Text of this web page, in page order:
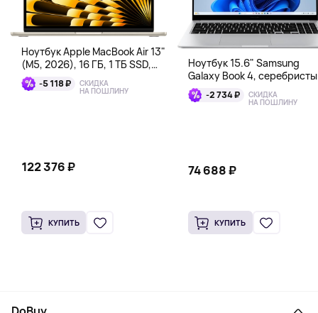
Ноутбук Apple MacBook Air 13"
(M5, 2026), 16 ГБ, 1 ТБ SSD,
сияющая звезда
-5 118 ₽ СКИДКА
НА ПОШЛИНУ
122 376 ₽
КУПИТЬ
Ноутбук 15.6" Samsung
Galaxy Book 4,
-2 734 ₽ СКИДКА
НА ПОШЛИНУ
74 688 ₽
КУПИТЬ